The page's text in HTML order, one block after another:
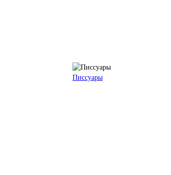
Писсуары